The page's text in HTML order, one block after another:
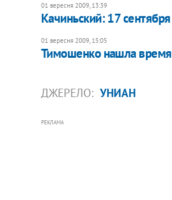
01 вересня 2009, 13:39
Качиньский: 17
01 вересня 2009, 15:05
Тимошенко нашла время
ДЖЕРЕЛО: УНИАН
РЕКЛАМА